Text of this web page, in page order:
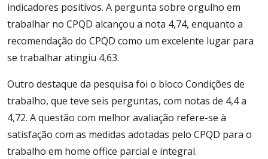
indicadores positivos. A pergunta sobre orgulho em
trabalhar no CPQD alcançou a nota 4,74, enquanto a
recomendação do CPQD como um excelente lugar para
se trabalhar atingiu 4,63.
Outro destaque da pesquisa foi o bloco Condições de
trabalho, que teve seis perguntas, com notas de 4,4 a
4,72. A questão com melhor avaliação refere-se à
satisfação com as medidas adotadas pelo CPQD para o
trabalho em home office parcial e integral.